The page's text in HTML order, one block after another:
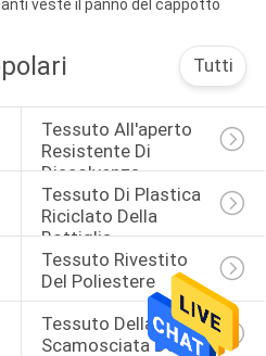
veste il panno del cappotto
Tutti
Tessuto All'aperto
Resistente Di
Dissolvenza
Tessuto Di Plastica
Riciclato Della
Bottiglia
Tessuto Rivestito
Del Poliestere
Tessuto Della Pelle
Scamosciata Del